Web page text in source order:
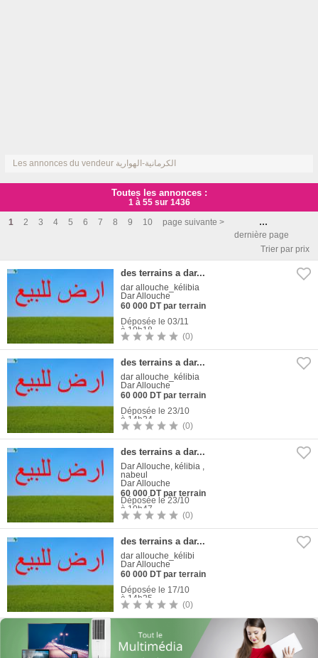
Les annonces du vendeur الكرمانية-الهوارية
Toutes les annonces :
1 à 55 sur 1436
1 2 3 4 5 6 7 8 9 10 ...
page suivante >
dernière page
Trier par prix
des terrains a dar...
Déposée le 03/11
à 10h18
dar allouche_kélibia
Dar Allouche
60 000 DT par terrain
(0)
des terrains a dar...
Déposée le 23/10
à 14h24
dar allouche_kélibia
Dar Allouche
60 000 DT par terrain
(0)
des terrains a dar...
Déposée le 23/10
à 10h47
Dar Allouche, kélibia ,
nabeul
Dar Allouche
60 000 DT par terrain
(0)
des terrains a dar...
Déposée le 17/10
à 14h25
dar allouche_kélibi
Dar Allouche
60 000 DT par terrain
(0)